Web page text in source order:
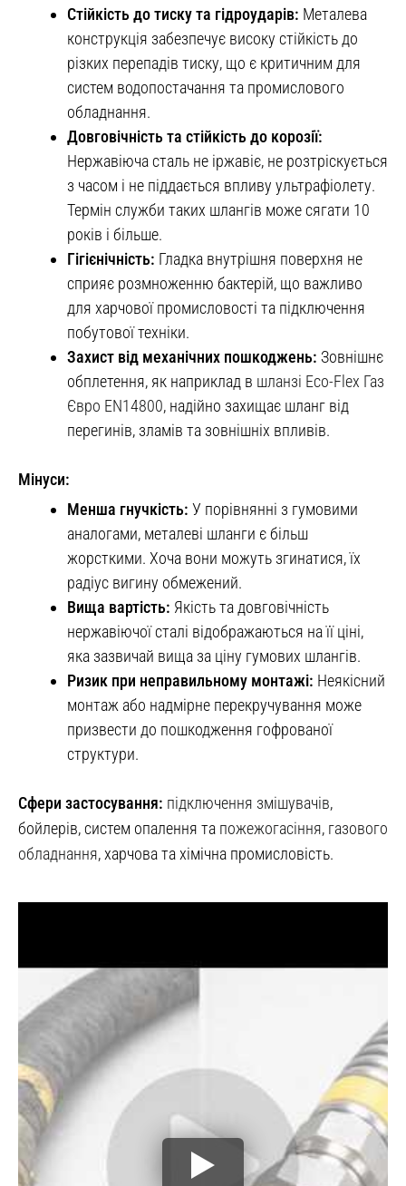
Стійкість до тиску та гідроударів: Металева
конструкція забезпечує високу стійкість до
різких перепадів тиску, що є критичним для
систем водопостачання та промислового
обладнання.
Довговічність та стійкість до корозії:
Нержавіюча сталь не іржавіє, не розтріскується
з часом і не піддається впливу ультрафіолету.
Термін служби таких шлангів може сягати 10
років і більше.
Гігієнічність: Гладка внутрішня поверхня не
сприяє розмноженню бактерій, що важливо
для харчової промисловості та підключення
побутової техніки.
Захист від механічних пошкоджень: Зовнішнє
обплетення, як наприклад в шланзі Eco-Flex Газ
Євро EN14800, надійно захищає шланг від
перегинів, зламів та зовнішніх впливів.
Мінуси:
Менша гнучкість: У порівнянні з гумовими
аналогами, металеві шланги є більш
жорсткими. Хоча вони можуть згинатися, їх
радіус вигину обмежений.
Вища вартість: Якість та довговічність
нержавіючої сталі відображаються на її ціні,
яка зазвичай вища за ціну гумових шлангів.
Ризик при неправильному монтажі: Неякісний
монтаж або надмірне перекручування може
призвести до пошкодження гофрованої
структури.
Сфери застосування: підключення змішувачів,
бойлерів, систем опалення та пожежогасіння, газового
обладнання, харчова та хімічна промисловість.